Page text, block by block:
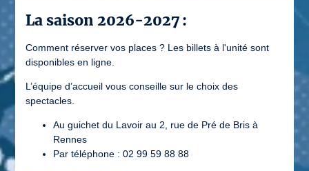
La saison 2026-2027 :
Comment réserver vos places ? Les billets à l'unité sont
disponibles en ligne.
L’équipe d’accueil vous conseille sur le choix des
spectacles.
Au guichet du Lavoir au 2, rue de Pré de Bris à
Rennes
Par téléphone : 02 99 59 88 88